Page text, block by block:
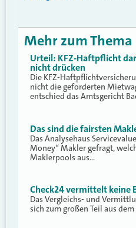
Mehr zum Thema
Urteil: KFZ-Haftpflicht
nicht drücken
Die KFZ-
nicht die geforderten
entschied das Amtsgericht
Das sind die fairsten
Das Analysehaus
Money“ Makler gefragt,
Maklerpools aus…
Check24 vermittelt keine
Das Vergleichs- und
sich zum großen Teil aus